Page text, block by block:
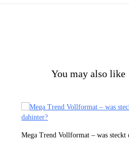
You may also like
Mega Trend Vollformat – was steckt